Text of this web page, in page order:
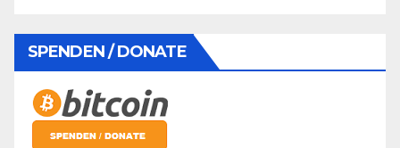
SPENDEN / DONATE